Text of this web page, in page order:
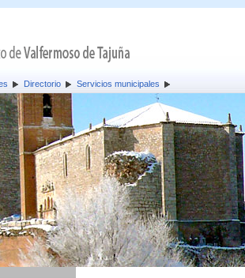
Directorio Servicios municipales